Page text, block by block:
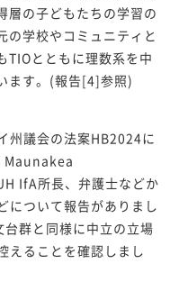
層の子どもたちの学習の
の学校やコミュニティと
TIOとともに理数系を中
ます。(報告[4]参照)
州議会の法案HB2024に
Maunakea
IfA所長、弁護士などか
について報告がありまし
群と同様に中立の立場
えることを確認しまし